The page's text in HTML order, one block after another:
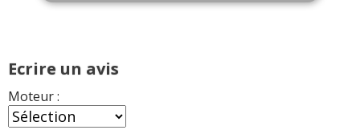
Ecrire un avis
Moteur :